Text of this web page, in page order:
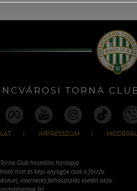
TORNA
IMPRESSZUM
Club hivatalos honlapja
írott és képi anyagok csak a forrás
internetes felhasználás esetén aktív
fel.